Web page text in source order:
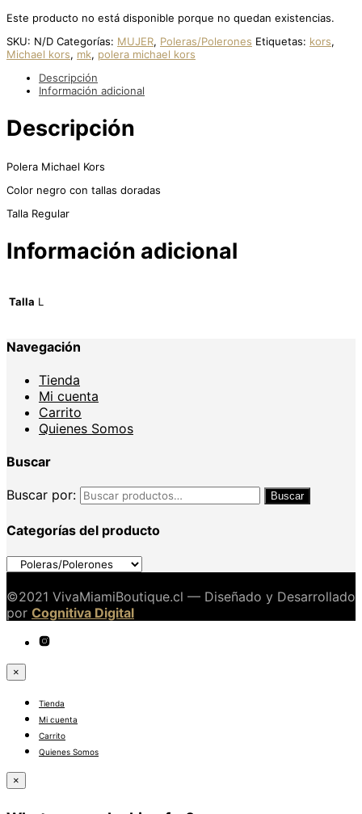
Este producto no está disponible porque no quedan existencias.
SKU: N/D Categorías: MUJER, Poleras/Polerones Etiquetas: kors,
Michael kors, mk, polera michael kors
Descripción
Información adicional
Descripción
Polera Michael Kors
Color negro con tallas doradas
Talla Regular
Información adicional
Talla L
Navegación
Tienda
Mi cuenta
Carrito
Quienes Somos
Buscar
Buscar por: Buscar
Categorías del producto
©2021 VivaMiamiBoutique.cl — Diseñado y Desarrollado
por Cognitiva Digital
×
Tienda
Mi cuenta
Carrito
Quienes Somos
×